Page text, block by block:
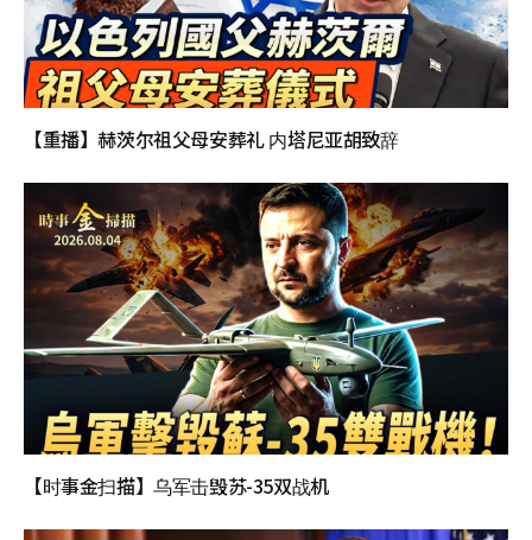
【重播】赫茨尔祖父母安葬礼 内塔尼亚胡致辞
【时事金扫描】乌军击毁苏-35双战机